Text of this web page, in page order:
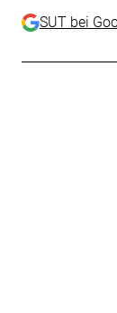
SUT bei